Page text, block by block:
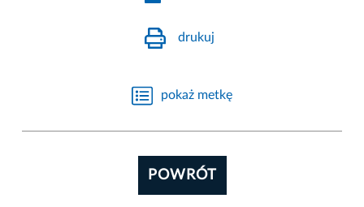
drukuj
pokaż metkę
POWRÓT